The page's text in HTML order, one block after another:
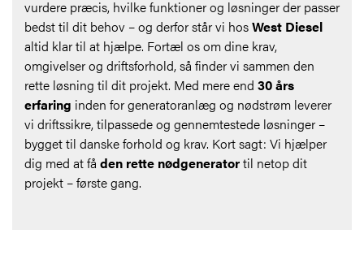
vurdere præcis, hvilke funktioner og løsninger der passer
bedst til dit behov – og derfor står vi hosWest Diesel
altid klar til at hjælpe. Fortæl os om dine krav,
omgivelser og driftsforhold, så finder vi sammen den
rette løsning til dit projekt. Med mere end 30 års
erfaring inden for generatoranlæg og nødstrøm leverer
vi driftssikre, tilpassede og gennemtestede løsninger –
bygget til danske forhold og krav. Kort sagt: Vi hjælper
dig med at få den rette nødgeneratortil netop dit
projekt – første gang.